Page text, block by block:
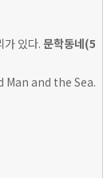
가 있다. 문학동네(5
Man and the Sea.